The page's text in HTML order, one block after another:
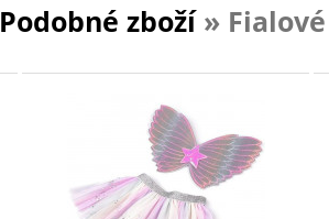
Podobné zboží » Fialové